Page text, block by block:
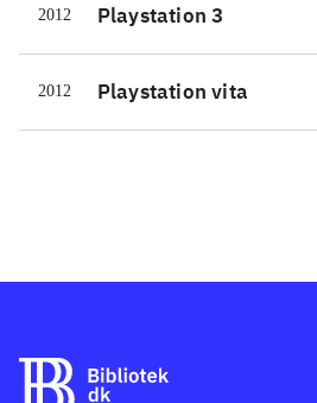
2012 Playstation 3
2012 Playstation vita